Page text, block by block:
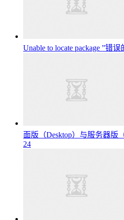
Unable to locate package ”错
面版（Desktop）与服务器版
24